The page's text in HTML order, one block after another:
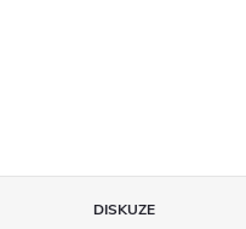
DISKUZE